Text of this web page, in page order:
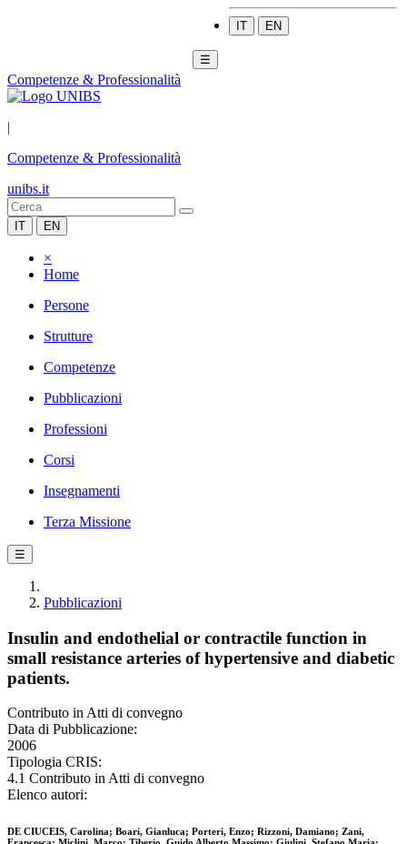
IT EN
☰
Competenze & Professionalità
|
Competenze & Professionalità
unibs.it
IT EN
×
Home
Persone
Strutture
Competenze
Pubblicazioni
Professioni
Corsi
Insegnamenti
Terza Missione
☰
Pubblicazioni
Insulin and endothelial or contractile function in
small resistance arteries of hypertensive and diabetic
patients.
Contributo in Atti di convegno
Data di Pubblicazione:
2006
Tipologia CRIS:
4.1 Contributo in Atti di convegno
Elenco autori:
DE CIUCEIS, Carolina; Boari, Gianluca; Porteri, Enzo; Rizzoni, Damiano; Zani,